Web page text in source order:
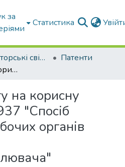
за
Статистика
Патенти та авторські свідоцтва
Патенти
Опис до патенту на корисну модель № 107937 "Спосіб розстановки робочих органів культиватора-рослинопідживлювача"
на корисну
"Спосіб
органів